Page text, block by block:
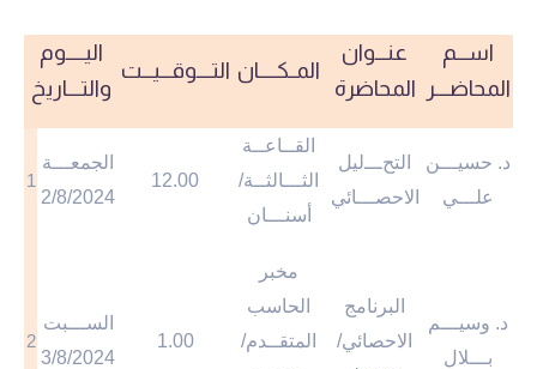
اســـم
المحاضــــر
عنـــوان
المحاضرة
المــكـــــان التــــوقـــيـــت
اليـــــوم
والتــــاريخ
د. حسيـــن
علـــي
التحـــليل
الاحصـــائي
القــاعــة
الثـــالثــة/
أسنـــان
12.00
الجمعـــة
2/8/2024
1
د. وسيـــم
بـــلال
البرنامج
الاحصائي/
مخبر
الحاسب
المتقــدم/
1.00
الســـبت
3/8/2024
2